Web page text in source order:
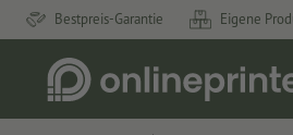
Bestpreis-Garantie Eigene